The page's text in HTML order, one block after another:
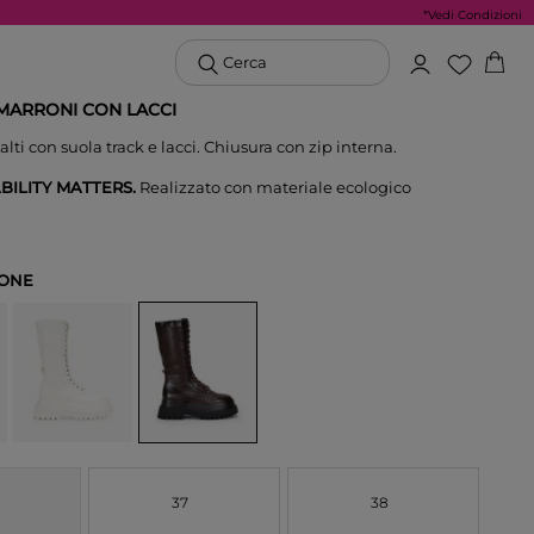
*Vedi Condizioni
Cerca
CON LACCI
con suola track e lacci. Chiusura con zip interna.
MATTERS. Realizzato con materiale ecologico
37 38